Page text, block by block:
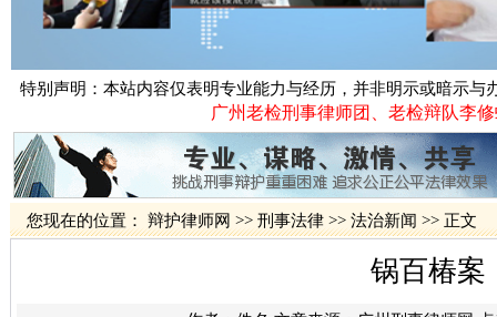
特别声明：本站内容仅表明专业能力与经历，并非明示或暗示
广州老检刑事律师团、老检辩队李
您现在的位置： 辩护律师网 >> 刑事法律 >> 法治新闻 >> 正文
锅百椿案